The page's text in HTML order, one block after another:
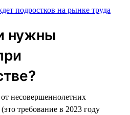
нужны
несовершеннолетних
(это требование в 2023 году